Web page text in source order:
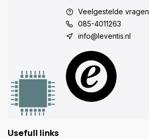
Veelgestelde vragen
085-4011263
info@leventis.nl
Usefull links